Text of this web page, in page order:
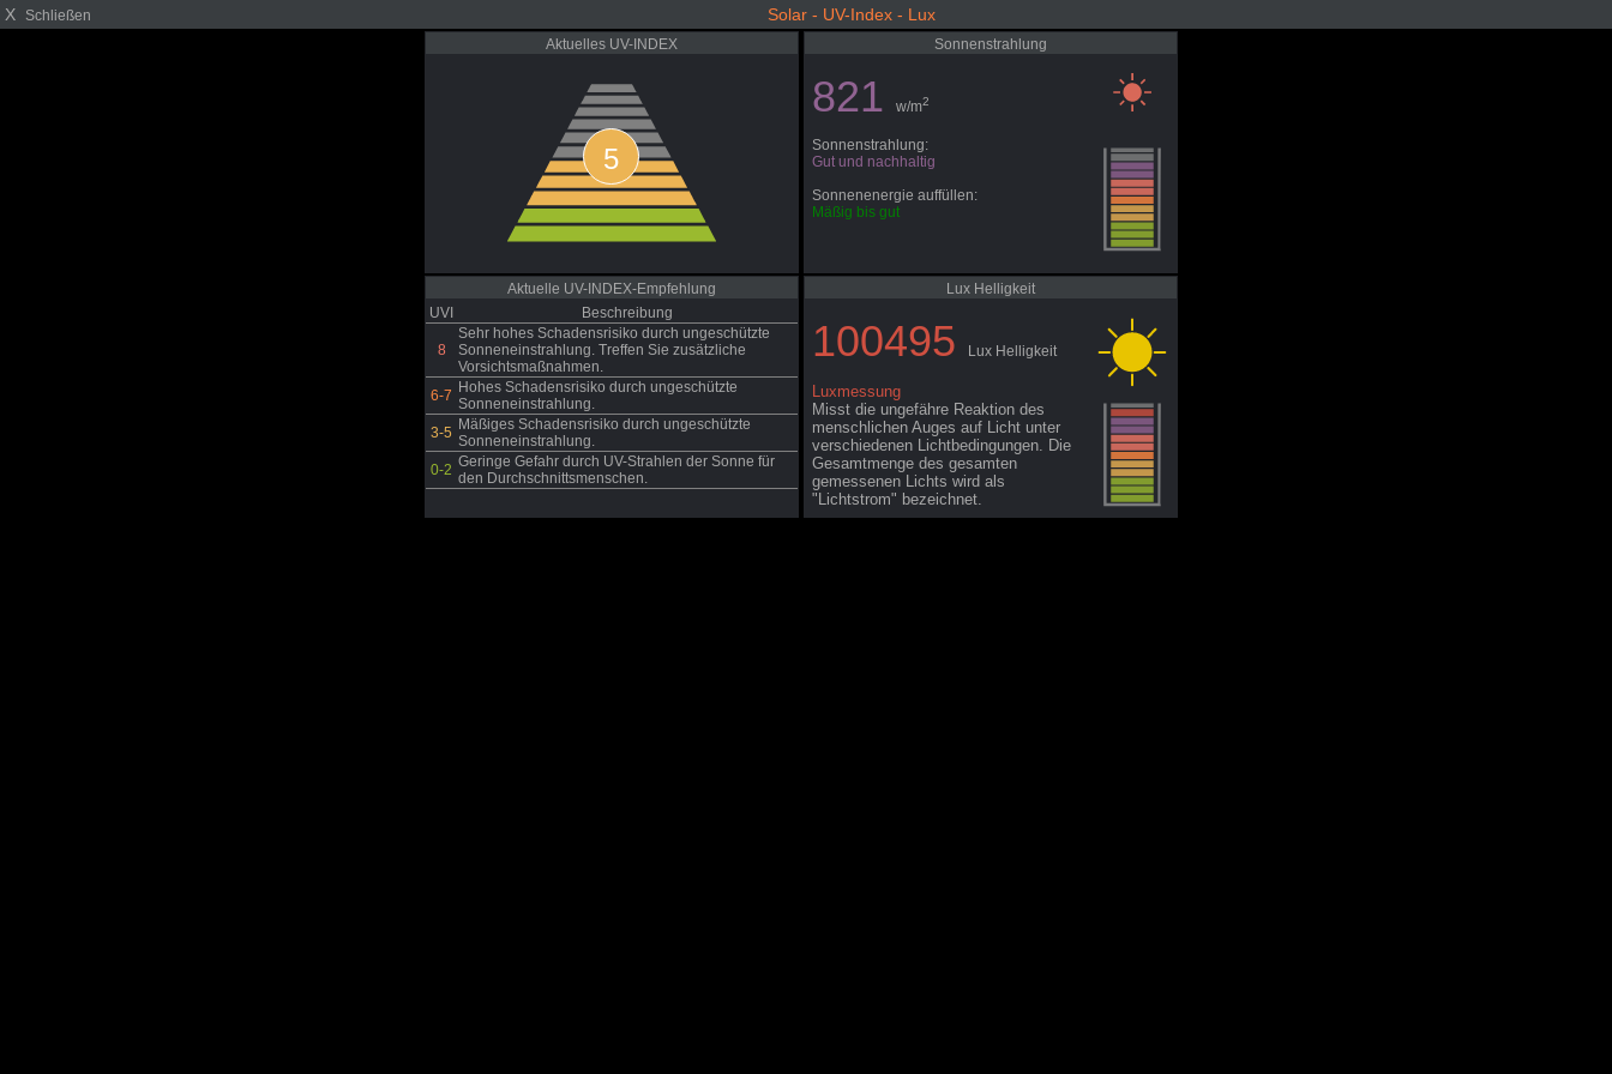
X Schließen Solar - UV-Index - Lux
Aktuelles UV-INDEX
5
Sonnenstrahlung
821 w/m2
Sonnenstrahlung:
Gut und nachhaltig
Sonnenenergie auffüllen:
Mäßig bis gut
Aktuelle UV-INDEX-Empfehlung
UVI
Beschreibung
8
Sehr hohes Schadensrisiko durch ungeschützte
Sonneneinstrahlung. Treffen Sie zusätzliche
Vorsichtsmaßnahmen.
6-7 Hohes Schadensrisiko durch ungeschützte
Sonneneinstrahlung.
3-5 Mäßiges Schadensrisiko durch ungeschützte
Sonneneinstrahlung.
0-2 Geringe Gefahr durch UV-Strahlen der Sonne für
den Durchschnittsmenschen.
Lux Helligkeit
100495 Lux Helligkeit
Luxmessung
Misst die ungefähre Reaktion des
menschlichen Auges auf Licht unter
verschiedenen Lichtbedingungen. Die
Gesamtmenge des gesamten
gemessenen Lichts wird als
"Lichtstrom" bezeichnet.